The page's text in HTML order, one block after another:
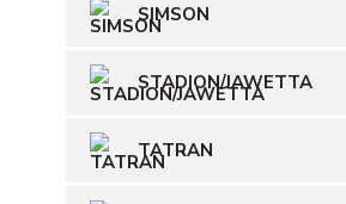
SIMSON
STADION/JAWETTA
TATRAN